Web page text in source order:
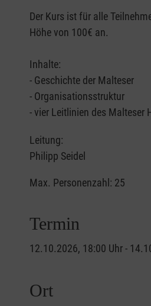
Der Kurs ist für alle
Höhe von 100€ an.
Inhalte:
- Geschichte der Malteser
- Organisationsstruktur
- vier Leitlinien des Malteser
Leitung:
Philipp Seidel
Max. Personenzahl: 25
Termin
12.10.2026, 18:00 Uhr -
Ort